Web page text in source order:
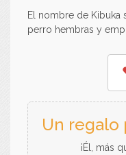
El nombre de Kibuka
perro hembras y
Un regalo
¡Él, más